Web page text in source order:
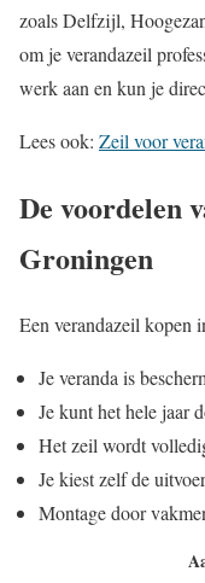
zoals Delfzijl,
om je verandazeil
werk aan en kun je
Lees ook: Zeil voor
De voordelen
Groningen
Een verandazeil kopen
Je veranda is
Je kunt het hele jaar
Het zeil wordt
Je kiest zelf de
Montage door